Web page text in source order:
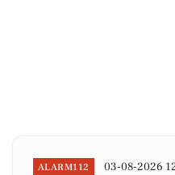
ALARM112 03-08-2026